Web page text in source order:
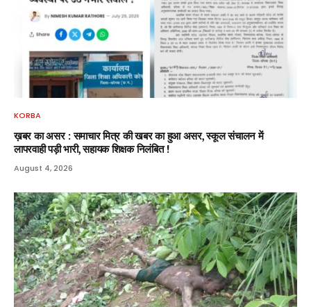
KORBA
ख़बर का असर : समाचार मित्र की खबर का हुआ असर, स्कूल संचालन में
लापरवाही पड़ी भारी, सहायक शिक्षक निलंबित !
August 4, 2026